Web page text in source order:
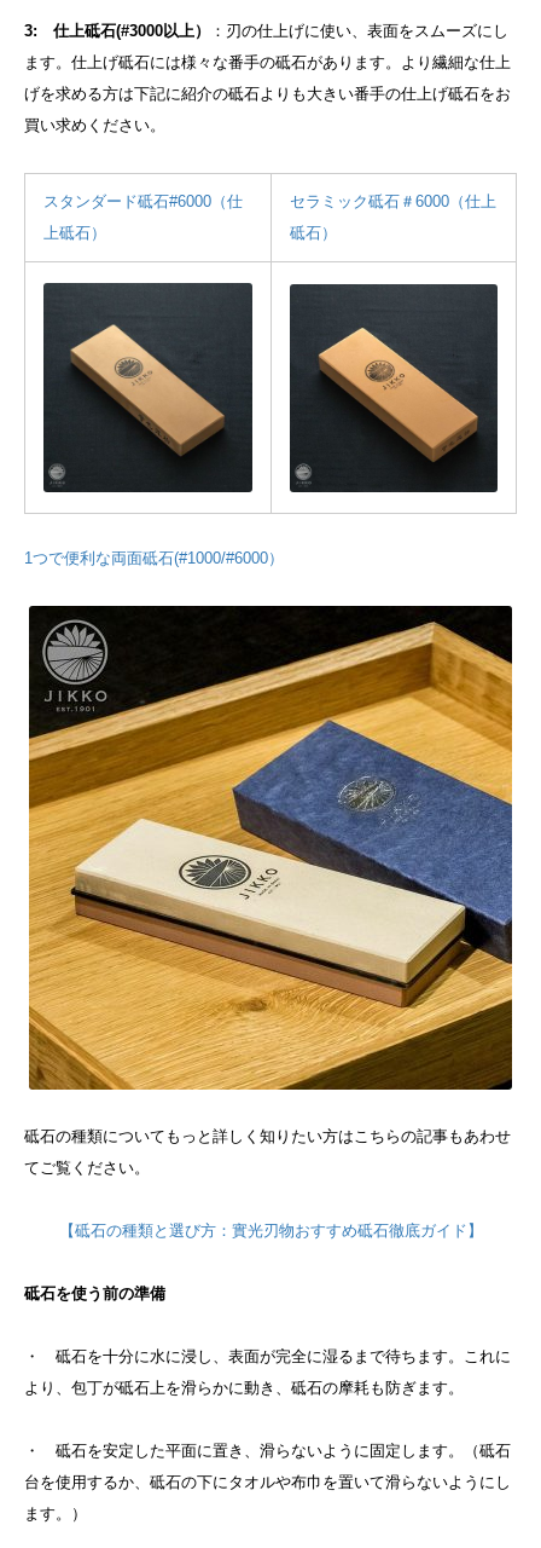
3: 仕上砥石(#3000以上）
：刃の仕上げに使い、表面をスムーズにし
ます。仕上げ砥石には様々な番手の砥石があります。より繊細な仕上
げを求める方は下記に紹介の砥石よりも大きい番手の仕上げ砥石をお
買い求めください。
スタンダード砥石#6000（仕
上砥石）
セラミック砥石＃6000（仕上
砥石）
1つで便利な両面砥石(#1000/#6000）
砥石の種類についてもっと詳しく知りたい方はこちらの記事もあわせ
てご覧ください。
【砥石の種類と選び方：實光刃物おすすめ砥石徹底ガイド】
砥石を使う前の準備
・ 砥石を十分に水に浸し、表面が完全に湿るまで待ちます。これに
より、包丁が砥石上を滑らかに動き、砥石の摩耗も防ぎます。
・ 砥石を安定した平面に置き、滑らないように固定します。（砥石
台を使用するか、砥石の下にタオルや布巾を置いて滑らないようにし
ます。）